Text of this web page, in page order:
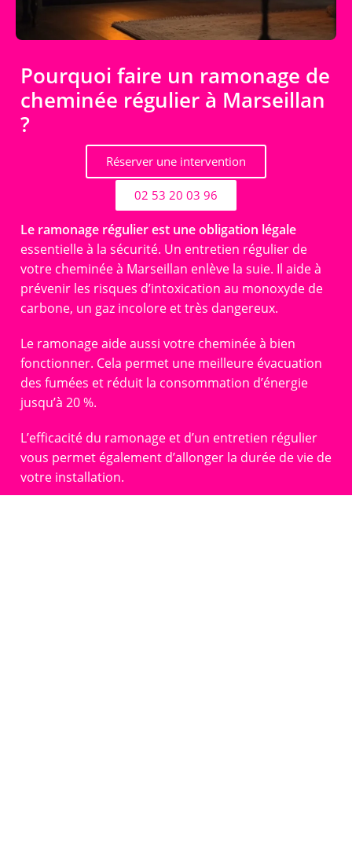
Pourquoi faire un ramonage de
cheminée régulier à Marseillan
?
Réserver une intervention
02 53 20 03 96
Le ramonage régulier est une obligation légale
essentielle à la sécurité. Un entretien régulier de
votre cheminée à Marseillan enlève la suie. Il aide à
prévenir les risques d’intoxication au monoxyde de
carbone, un gaz incolore et très dangereux.
Le ramonage aide aussi votre cheminée à bien
fonctionner. Cela permet une meilleure évacuation
des fumées et réduit la consommation d’énergie
jusqu’à 20 %.
L’efficacité du ramonage et d’un entretien régulier
vous permet également d’allonger la durée de vie de
votre installation.